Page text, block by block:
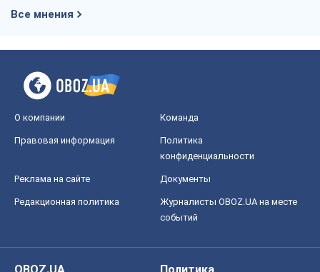
Все мнения
О компании Команда
Правовая информация
Политика
конфиденциальности
Реклама на сайте Документы
Редакционная политика
Журналисты OBOZ.UA на месте
событий